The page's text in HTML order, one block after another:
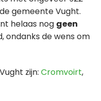
gemeente Vught.
helaas nog geen
ondanks de wens om
zijn: Cromvoirt,